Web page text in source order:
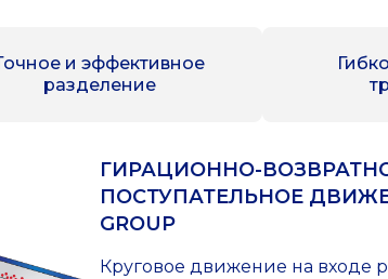
и эффективное
разделение
ГИРАЦИОННО-
ПОСТУПАТЕЛЬНОЕ
GROUP
Круговое движение на входе